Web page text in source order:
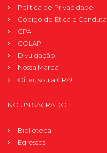
Política de Privacidade
Código de Ética e Conduta
CPA
COLAP
Divulgação
Nossa Marca
Oi, eu sou a GRÁ!
NO UNISAGRADO
Biblioteca
Egressos